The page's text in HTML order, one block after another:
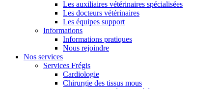
Les auxiliaires vétérinaires spécialisées
Les docteurs vétérinaires
Les équipes support
Informations
Informations pratiques
Nous rejoindre
Nos services
Services Frégis
Cardiologie
Chirurgie des tissus mous